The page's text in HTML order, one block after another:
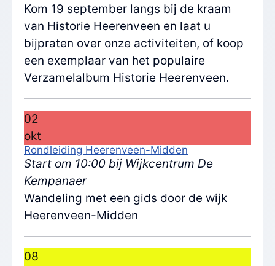
Kom 19 september langs bij de kraam
van Historie Heerenveen en laat u
bijpraten over onze activiteiten, of koop
een exemplaar van het populaire
Verzamelalbum Historie Heerenveen.
02
okt
Rondleiding Heerenveen-Midden
Start om 10:00 bij Wijkcentrum De
Kempanaer
Wandeling met een gids door de wijk
Heerenveen-Midden
08